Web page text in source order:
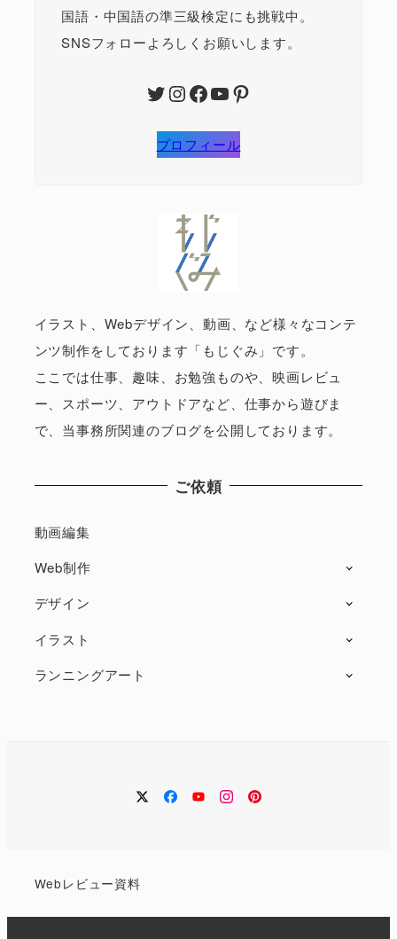
国語・中国語の準三級検定にも挑戦中。
SNSフォローよろしくお願いします。
Twitter InstagramFacebook YouTube Pinterest
プロフィール
イラスト、Webデザイン、動画、など様々なコンテ
ンツ制作をしております「もじぐみ」です。
ここでは仕事、趣味、お勉強ものや、映画レビュ
ー、スポーツ、アウトドアなど、仕事から遊びま
で、当事務所関連のブログを公開しております。
ご依頼
動画編集
Web制作
デザイン
イラスト
ランニングアート
twitterfacebookYoutubeinstagram
Pintarest
Web レビュー資料